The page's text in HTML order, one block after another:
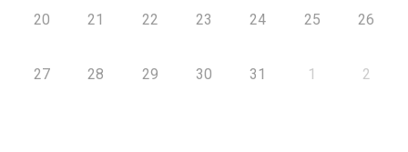
20 21 22 23 24 25 26
27 28 29 30 31 1 2